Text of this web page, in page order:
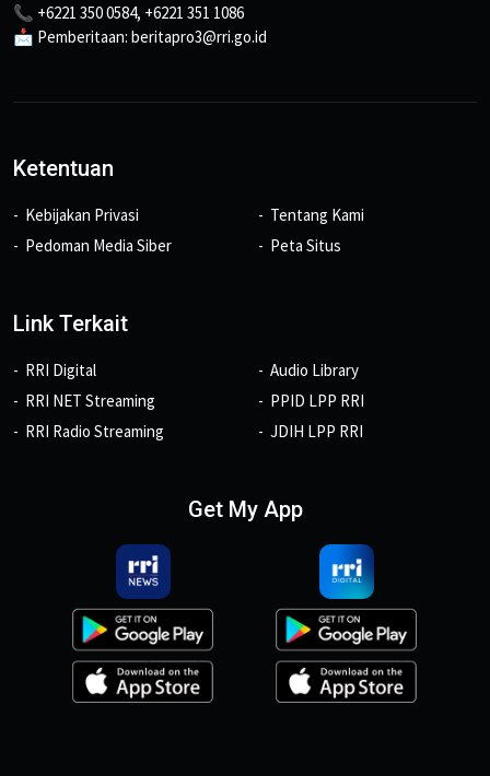
📞 +6221 350 0584, +6221 351 1086
📩 Pemberitaan: beritapro3@rri.go.id
Ketentuan
Kebijakan Privasi
Pedoman Media Siber
Tentang Kami
Peta Situs
Link Terkait
RRI Digital
RRI NET Streaming
RRI Radio Streaming
Audio Library
PPID LPP RRI
JDIH LPP RRI
Get My App